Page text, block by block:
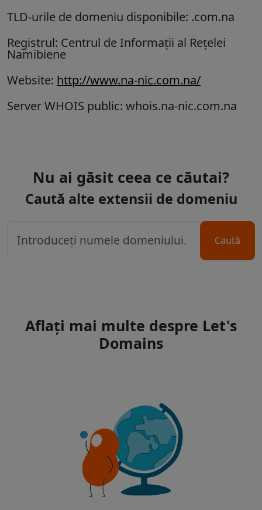
TLD-urile de domeniu disponibile: .com.na
Registrul: Centrul de Informații al Rețelei
Namibiene
Website: http://www.na-nic.com.na/
Server WHOIS public: whois.na-nic.com.na
Nu ai găsit ceea ce căutai?
Caută alte extensii de domeniu
Caută